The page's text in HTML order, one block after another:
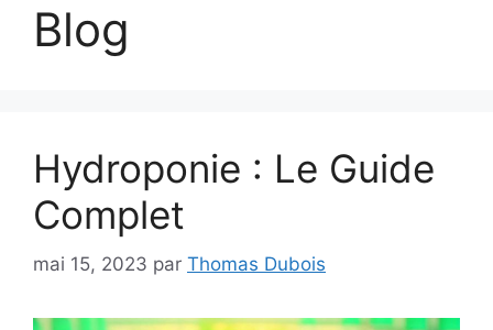
Blog
Hydroponie : Le Guide
Complet
mai 15, 2023 par Thomas Dubois